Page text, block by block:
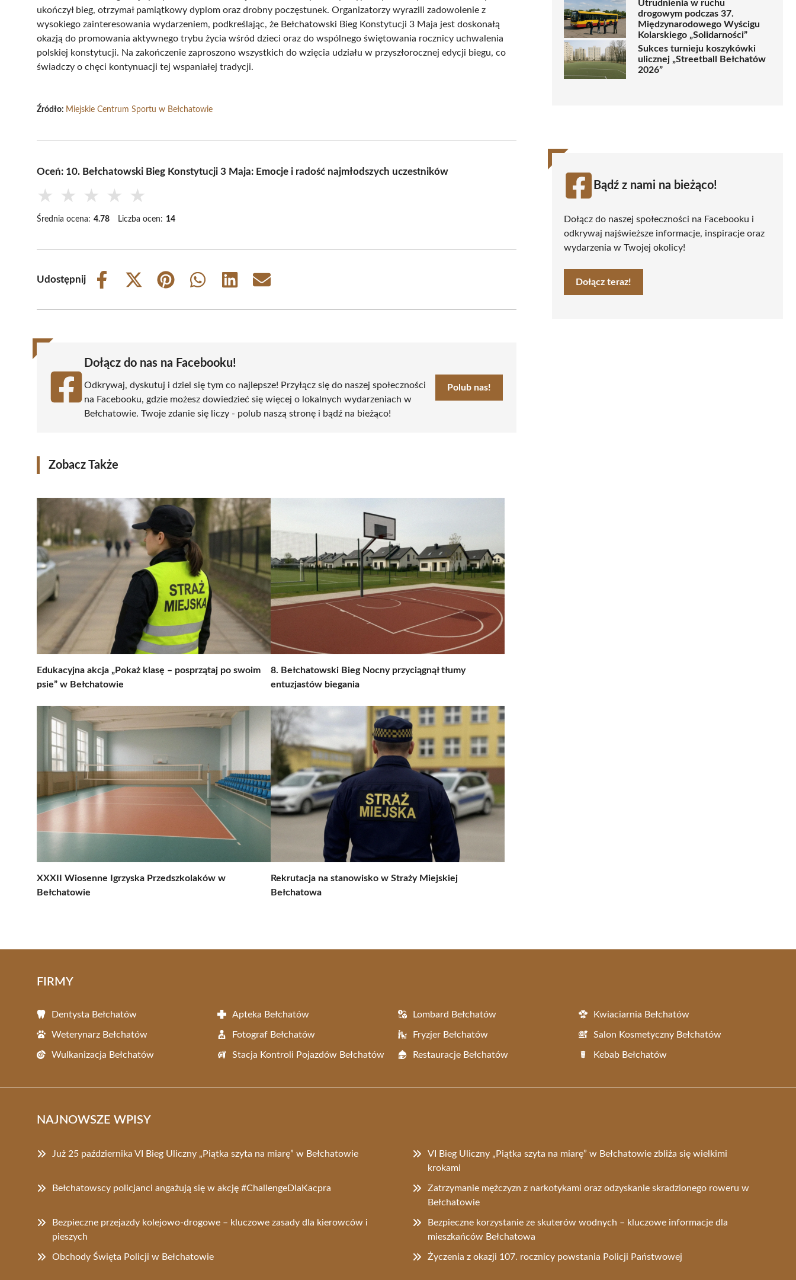
ukończył bieg, otrzymał pamiątkowy dyplom oraz drobny poczęstunek. Organizatorzy wyrazili zadowolenie z
wysokiego zainteresowania wydarzeniem, podkreślając, że Bełchatowski Bieg Konstytucji 3 Maja jest doskonałą
okazją do promowania aktywnego trybu życia wśród dzieci oraz do wspólnego świętowania rocznicy uchwalenia
polskiej konstytucji. Na zakończenie zaproszono wszystkich do wzięcia udziału w przyszłorocznej edycji biegu, co
świadczy o chęci kontynuacji tej wspaniałej tradycji.
Źródło: Miejskie Centrum Sportu w Bełchatowie
Oceń: 10. Bełchatowski Bieg Konstytucji 3 Maja: Emocje i radość najmłodszych uczestników
★ ★ ★ ★ ★
Średnia ocena: 4.78 Liczba ocen: 14
Udostępnij
Share
Share
(Twitter)
Share
Share
Share
Share
Dołącz do nas na Facebooku!
Odkrywaj, dyskutuj i dziel się tym co najlepsze! Przyłącz się do naszej społeczności
na Facebooku, gdzie możesz dowiedzieć się więcej o lokalnych wydarzeniach w
Bełchatowie. Twoje zdanie się liczy - polub naszą stronę i bądź na bieżąco!
Polub nas!
Zobacz Także
Edukacyjna akcja „Pokaż klasę – posprzątaj po swoim
psie” w Bełchatowie
8. Bełchatowski Bieg Nocny przyciągnął tłumy
entuzjastów biegania
XXXII Wiosenne Igrzyska Przedszkolaków w
Bełchatowie
Rekrutacja na stanowisko w Straży Miejskiej
Bełchatowa
Utrudnienia w ruchu
drogowym podczas 37.
Międzynarodowego Wyścigu
Kolarskiego „Solidarności”
Sukces turnieju koszykówki
ulicznej „Streetball Bełchatów
2026”
Bądź z nami na bieżąco!
Dołącz do naszej społeczności na Facebooku i
odkrywaj najświeższe informacje, inspiracje oraz
wydarzenia w Twojej okolicy!
Dołącz teraz!
FIRMY
Dentysta Bełchatów Apteka Bełchatów Lombard Bełchatów Kwiaciarnia Bełchatów
Weterynarz Bełchatów Fotograf Bełchatów Fryzjer Bełchatów Salon Kosmetyczny Bełchatów
Wulkanizacja Bełchatów Stacja Kontroli Pojazdów Bełchatów Restauracje Bełchatów Kebab Bełchatów
NAJNOWSZE WPISY
Już 25 października VI Bieg Uliczny „Piątka szyta na miarę” w Bełchatowie
VI Bieg Uliczny „Piątka szyta na miarę” w Bełchatowie zbliża się wielkimi
krokami
Bełchatowscy policjanci angażują się w akcję #ChallengeDlaKacpra
Zatrzymanie mężczyzn z narkotykami oraz odzyskanie skradzionego roweru w
Bełchatowie
Bezpieczne przejazdy kolejowo-drogowe – kluczowe zasady dla kierowców i
pieszych
Bezpieczne korzystanie ze skuterów wodnych – kluczowe informacje dla
mieszkańców Bełchatowa
Obchody Święta Policji w Bełchatowie Życzenia z okazji 107. rocznicy powstania Policji Państwowej